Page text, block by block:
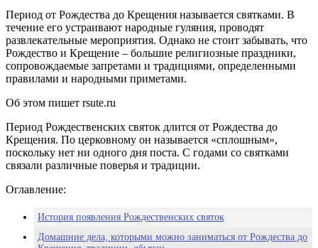
Период от Рождества до Крещения называется святками. В
течение его устраивают народные гуляния, проводят
развлекательные мероприятия. Однако не стоит забывать, что
Рождество и Крещение – большие религиозные праздники,
сопровождаемые запретами и традициями, определенными
правилами и народными приметами.
Об этом пишет rsute.ru
Период Рождественских святок длится от Рождества до
Крещения. По церковному он называется «сплошным»,
поскольку нет ни одного дня поста. С годами со святками
связали различные поверья и традиции.
Оглавление:
История появления Рождественских святок
Домашние дела, которыми можно заниматься от Рождества до